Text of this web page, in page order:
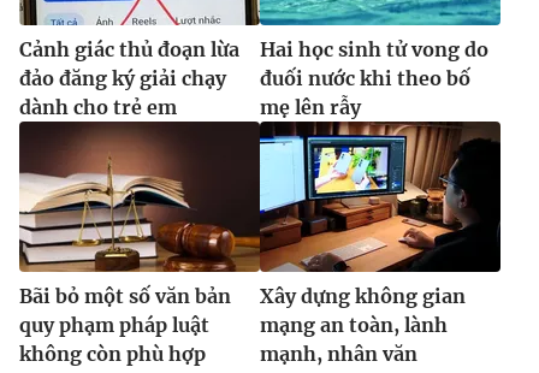
Cảnh giác thủ đoạn lừa
đảo đăng ký giải chạy
dành cho trẻ em
Hai học sinh tử vong do
đuối nước khi theo bố
mẹ lên rẫy
Bãi bỏ một số văn bản
quy phạm pháp luật
không còn phù hợp
Xây dựng không gian
mạng an toàn, lành
mạnh, nhân văn